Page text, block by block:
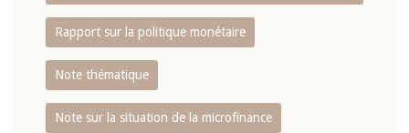
Rapport sur la politique monétaire
Note thématique
Note sur la situation de la microfinance